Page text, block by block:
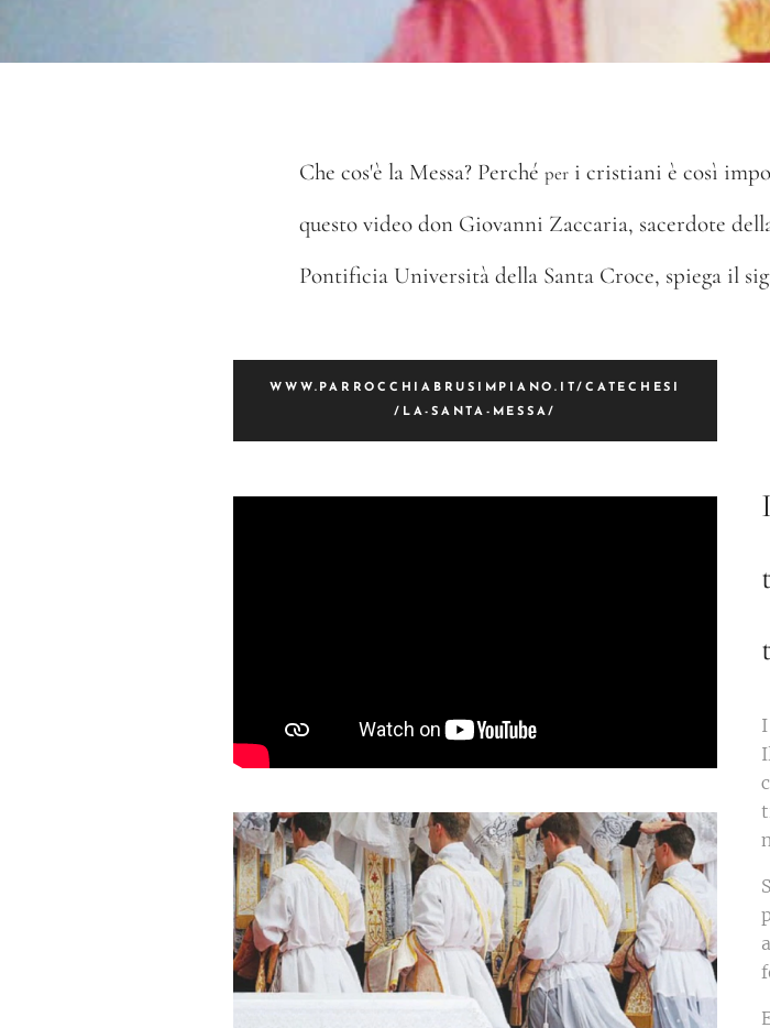
Che cos'è la Messa? Perché per i cristiani è così
questo video don Giovanni Zaccaria, sacerdote
Pontificia Università della Santa Croce, spiega il
WWW.PARROCCHIABRUSIMPIANO.IT/CATECHESI
/LA-SANTA-MESSA/